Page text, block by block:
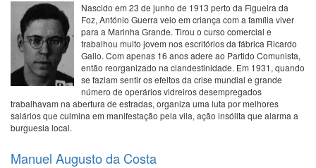
Nascido em 23 de junho de 1913 perto da Figueira da
Foz, António Guerra veio em criança com a família viver
para a Marinha Grande. Tirou o curso comercial e
trabalhou muito jovem nos escritórios da fábrica Ricardo
Gallo. Com apenas 16 anos adere ao Partido Comunista,
então reorganizado na clandestinidade. Em 1931, quando
se faziam sentir os efeitos da crise mundial e grande
número de operários vidreiros desempregados
trabalhavam na abertura de estradas, organiza uma luta por melhores
salários que culmina em manifestação pela vila, ação insólita que alarma a
burguesia local.
Manuel Augusto da Costa